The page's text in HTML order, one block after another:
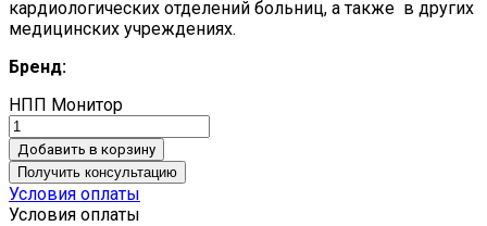
кардиологических отделений больниц, а также в других
медицинских учреждениях.
Бренд:
НПП Монитор
Добавить в корзину
Получить консультацию
Условия оплаты
Условия оплаты